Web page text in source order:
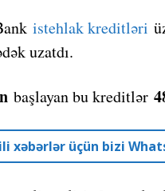
istehlak kreditləri
uzatdı.
başlayan bu kreditlər
xəbərlər üçün bizi